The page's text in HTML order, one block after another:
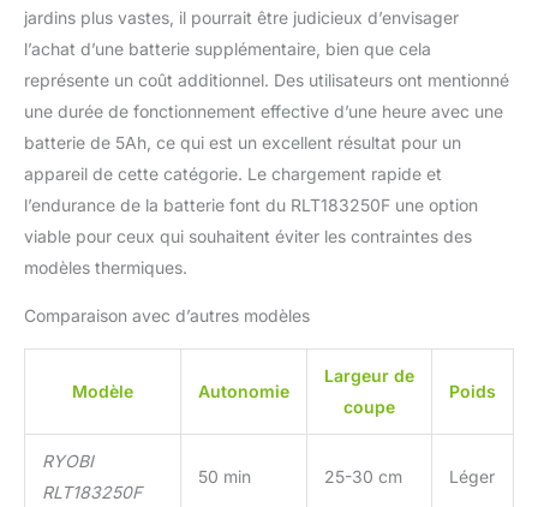
jardins plus vastes, il pourrait être judicieux d’envisager
l’achat d’une batterie supplémentaire, bien que cela
représente un coût additionnel. Des utilisateurs ont mentionné
une durée de fonctionnement effective d’une heure avec une
batterie de 5Ah, ce qui est un excellent résultat pour un
appareil de cette catégorie. Le chargement rapide et
l’endurance de la batterie font du RLT183250F une option
viable pour ceux qui souhaitent éviter les contraintes des
modèles thermiques.
Comparaison avec d’autres modèles
Modèle Autonomie
Largeur de
coupe
Poids
RYOBI
RLT183250F
50 min 25-30 cm Léger